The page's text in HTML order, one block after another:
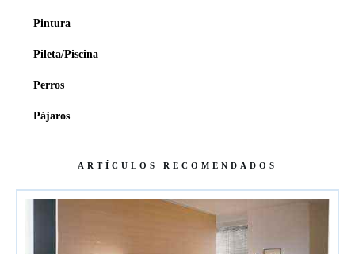
Pintura
Pileta/Piscina
Perros
Pájaros
ARTÍCULOS RECOMENDADOS